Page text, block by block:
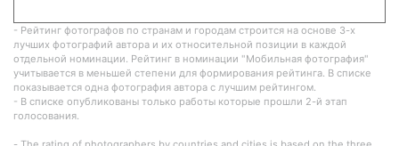
- Рейтинг фотографов по странам и городам строится на основе 3-х
лучших фотографий автора и их относительной позиции в каждой
отдельной номинации. Рейтинг в номинации "Мобильная фотография"
учитывается в меньшей степени для формирования рейтинга. В списке
показывается одна фотография автора с лучшим рейтингом.
- В списке опубликованы только работы которые прошли 2-й этап
голосования.